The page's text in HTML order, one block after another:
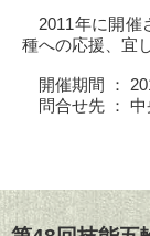
2011年に開催
種への応援、宜
開催期間 ：
問合せ先 ：